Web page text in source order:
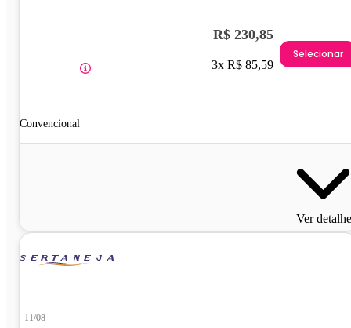
Convencional
R$ 230,85
3x R$ 85,59
Selecionar
Ver
11/08